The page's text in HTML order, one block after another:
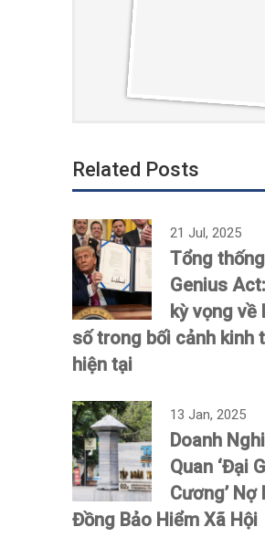
Related Posts
21 Jul, 2025
Tổng
Genius
kỳ vọng về
số trong bối cảnh kinh
hiện tại
13 Jan, 2025
Doanh
Quan ‘Đại
Cương’ Nợ
Đồng Bảo Hiểm Xã Hội